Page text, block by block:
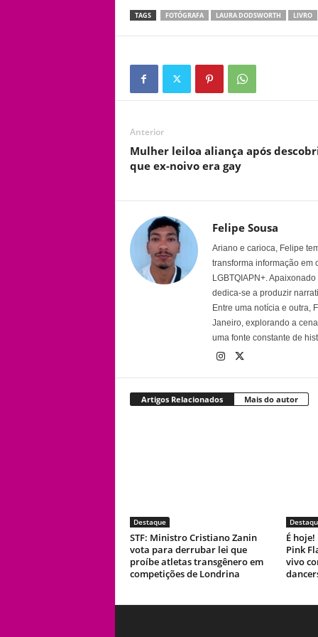
TAGS FOTÓGRAFA LAURA DODSWORTH LIVRO
Anterior
Mulher leiloa aliança após
que ex-noivo era gay
Felipe Sousa
Ariano e carioca, Felipe
transforma informação em
LGBTQIAPN+.
dedica-se a produzir
Entre uma notícia e outra,
Janeiro, explorando a
uma fonte constante de
Artigos Relacionados Mais do autor
Destaque
STF: Ministro Cristiano Zanin
vota para derrubar lei que
proíbe atletas transgênero em
competições de Londrina
É
Pink
vivo